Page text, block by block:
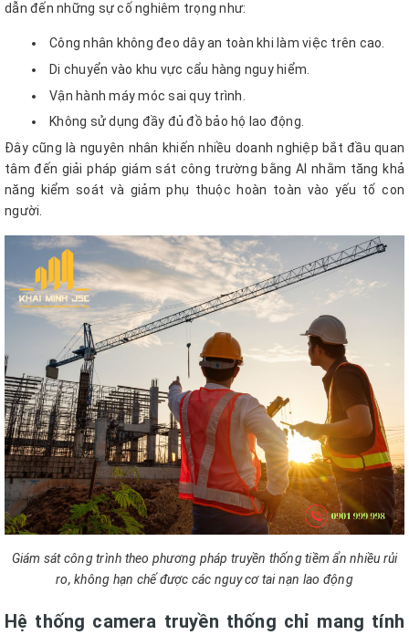
dẫn đến những sự cố nghiêm trọng như:
Công nhân không đeo dây an toàn khi làm việc trên cao.
Di chuyển vào khu vực cẩu hàng nguy hiểm.
Vận hành máy móc sai quy trình.
Không sử dụng đầy đủ đồ bảo hộ lao động.
Đây cũng là nguyên nhân khiến nhiều doanh nghiệp bắt đầu quan
tâm đến giải pháp giám sát công trường bằng AI nhằm tăng khả
năng kiểm soát và giảm phụ thuộc hoàn toàn vào yếu tố con
người.
Giám sát công trình theo phương pháp truyền thống tiềm ẩn nhiều rủi
ro, không hạn chế được các nguy cơ tai nạn lao động
Hệ thống camera truyền thống chỉ mang tính